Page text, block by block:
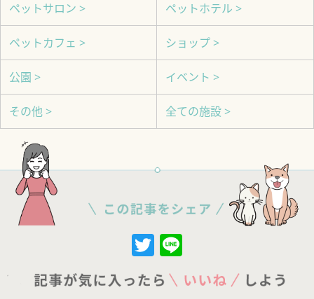
ペットサロン > ペットホテル >
ペットカフェ > ショップ >
公園 > イベント >
その他 > 全ての施設 >
Twitter